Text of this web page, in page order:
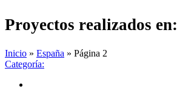
Proyectos realizados en:
Inicio » España » Página 2
Categoría: